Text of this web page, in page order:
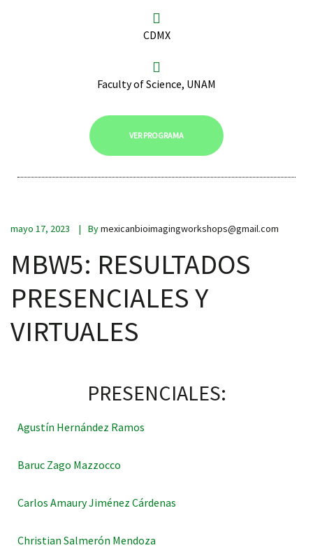
CDMX
Faculty of Science, UNAM
VER PROGRAMA
mayo 17, 2023 Bymexicanbioimagingworkshops@gmail.com
MBW5: RESULTADOS
PRESENCIALES Y
VIRTUALES
PRESENCIALES:
Agustín Hernández Ramos
Baruc Zago Mazzocco
Carlos Amaury Jiménez Cárdenas
Christian Salmerón Mendoza